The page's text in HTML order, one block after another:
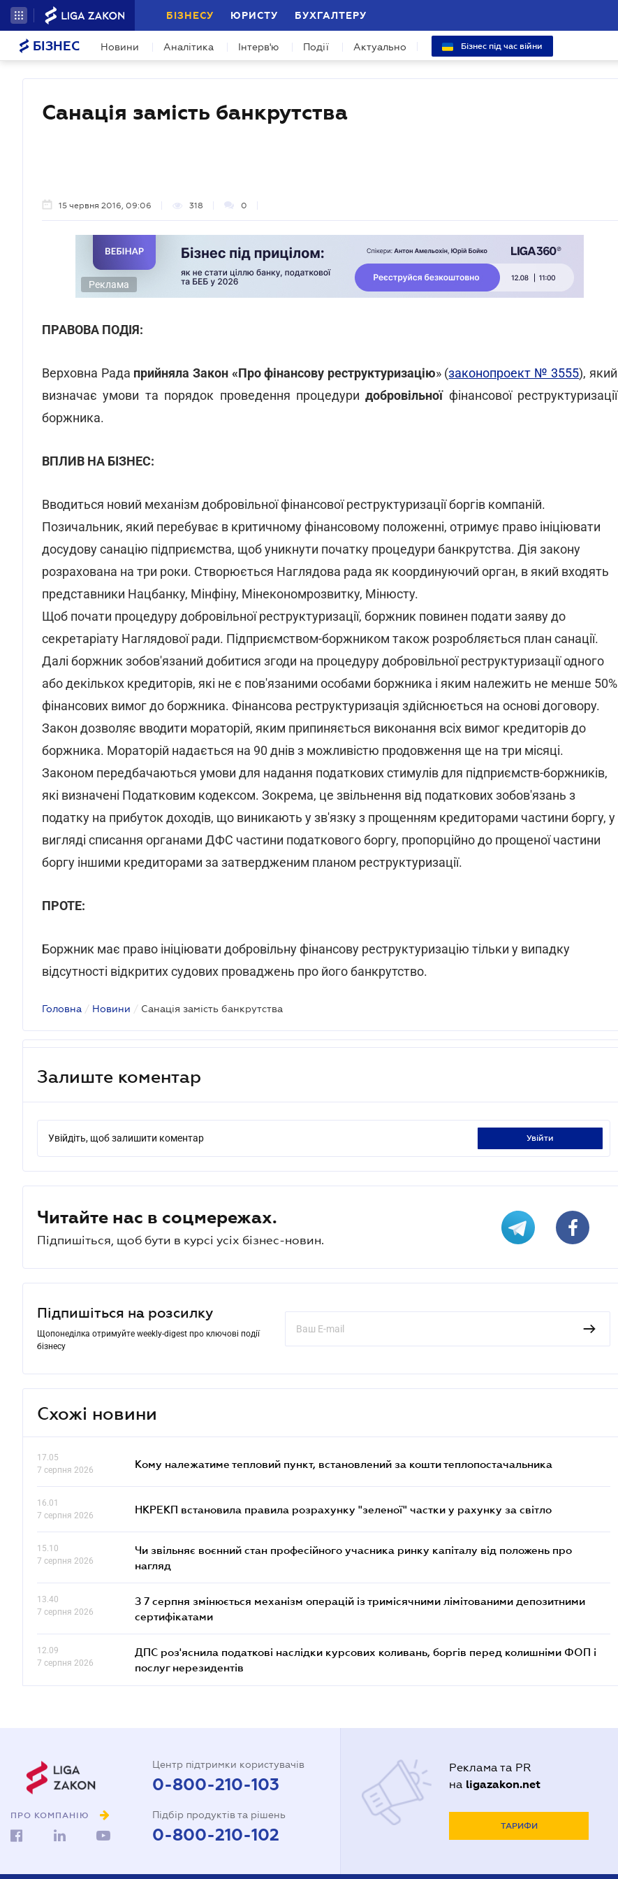
БІЗНЕСУ ЮРИСТУ БУХГАЛТЕРУ
БІЗНЕС Новини Аналітика Інтерв'ю Події Актуально Бізнес під час війни
Санація замість банкрутства
15 червня 2016, 09:06 318 0
Реклама
ПРАВОВА ПОДІЯ:
Верховна Рада прийняла Закон «Про фінансову реструктуризацію» (законопроект № 3555), який
визначає умови та порядок проведення процедуридобровільної фінансової реструктуризації
боржника.
ВПЛИВ НА БІЗНЕС:
Вводиться новий механізм добровільної фінансової реструктуризації боргів компаній.
Позичальник, який перебуває в критичному фінансовому положенні, отримує право ініціювати
досудову санацію підприємства, щоб уникнути початку процедури банкрутства. Дія закону
розрахована на три роки. Створюється Наглядова рада як координуючий орган, в який входять
представники Нацбанку, Мінфіну, Мінекономрозвитку, Мінюсту.
Щоб почати процедуру добровільної реструктуризації, боржник повинен подати заяву до
секретаріату Наглядової ради. Підприємством-боржником також розробляється план санації.
Далі боржник зобов'язаний добитися згоди на процедуру добровільної реструктуризації одного
або декількох кредиторів, які не є пов'язаними особами боржника і яким належить не менше 50%
фінансових вимог до боржника. Фінансова реструктуризація здійснюється на основі договору.
Закон дозволяє вводити мораторій, яким припиняється виконання всіх вимог кредиторів до
боржника. Мораторій надається на 90 днів з можливістю продовження ще на три місяці.
Законом передбачаються умови для надання податкових стимулів для підприємств-боржників,
які визначені Податковим кодексом. Зокрема, це звільнення від податкових зобов'язань з
податку на прибуток доходів, що виникають у зв'язку з прощенням кредиторами частини боргу, у
вигляді списання органами ДФС частини податкового боргу, пропорційно до прощеної частини
боргу іншими кредиторами за затвердженим планом реструктуризації.
ПРОТЕ:
Боржник має право ініціювати добровільну фінансову реструктуризацію тільки у випадку
відсутності відкритих судових проваджень про його банкрутство.
Головна / Новини / Санація замість банкрутства
Залиште коментар
Увійдіть, щоб залишити коментар увійти
Читайте нас в соцмережах.
Підпишіться, щоб бути в курсі усіх бізнес-новин.
Підпишіться на розсилку
Щопонеділка отримуйте weekly-digest про ключові події
бізнесу
Схожі новини
17.05
7 серпня 2026
Кому належатиме тепловий пункт, встановлений за кошти теплопостачальника
16.01
7 серпня 2026
НКРЕКП встановила правила розрахунку "зеленої" частки у рахунку за світло
15.10
7 серпня 2026
Чи звільняє воєнний стан професійного учасника ринку капіталу від положень про
нагляд
13.40
7 серпня 2026
З 7 серпня змінюється механізм операцій із тримісячними лімітованими депозитними
сертифікатами
12.09
7 серпня 2026
ДПС роз'яснила податкові наслідки курсових коливань, боргів перед колишніми ФОП і
послуг нерезидентів
ПРО КОМПАНІЮ
Центр підтримки користувачів
0-800-210-103
Підбір продуктів та рішень
0-800-210-102
Реклама та PR
на ligazakon.net
ТАРИФИ